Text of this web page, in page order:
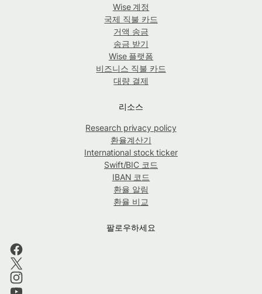
Wise 계정
국제 직불 카드
거액 송금
송금 받기
Wise 플랫폼
비즈니스 직불 카드
대량 결제
리소스
Research privacy policy
환율계산기
International stock ticker
Swift/BIC 코드
IBAN 코드
환율 알림
환율 비교
팔로우하세요